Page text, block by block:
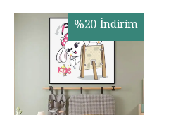
%20 İndirim